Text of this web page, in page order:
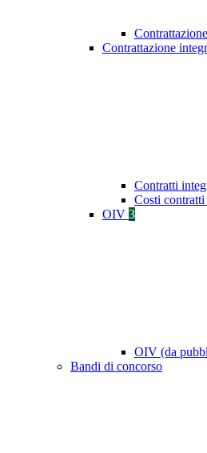
Contrattazione
Contratti
Costi
OIV 3
OIV (da
Bandi di concorso